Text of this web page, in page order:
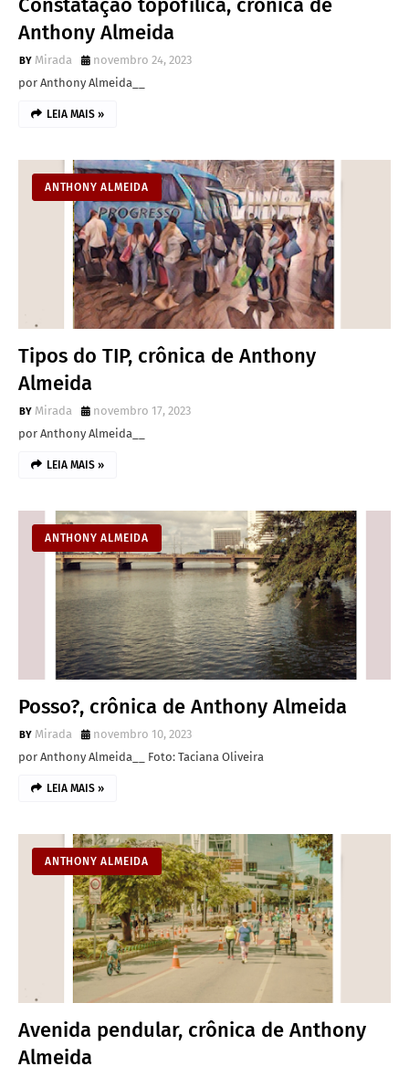
Constatação topofílica, crônica de
Anthony Almeida
Mirada
novembro 24, 2023
por Anthony Almeida__
LEIA MAIS »
ANTHONY ALMEIDA
Tipos do TIP, crônica de Anthony
Almeida
Mirada
novembro 17, 2023
por Anthony Almeida__
LEIA MAIS »
ANTHONY ALMEIDA
Posso?, crônica de Anthony Almeida
Mirada
novembro 10, 2023
por Anthony Almeida__ Foto: Taciana Oliveira
LEIA MAIS »
ANTHONY ALMEIDA
Avenida pendular, crônica de Anthony
Almeida